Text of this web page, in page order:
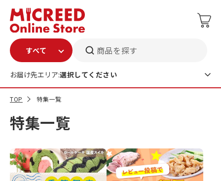
商品を探す
お届け先エリア:選択してください
TOP 特集一覧
特集一覧